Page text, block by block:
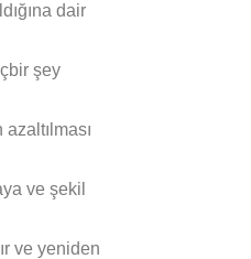
dair
şey
ve şekil
ve yeniden